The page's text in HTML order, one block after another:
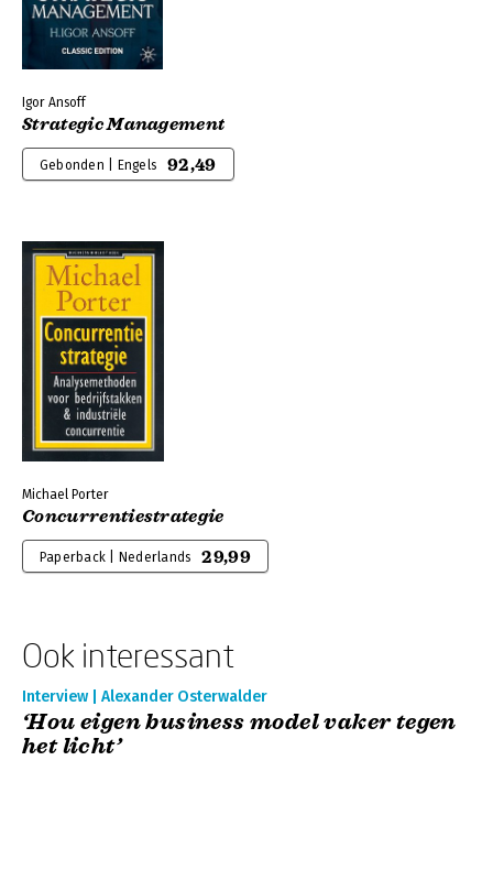
Igor Ansoff
Strategic Management
Gebonden | Engels 92,49
Michael Porter
Concurrentiestrategie
Paperback | Nederlands 29,99
Ook interessant
Interview | Alexander Osterwalder
‘Hou eigen business model vaker tegen
het licht’